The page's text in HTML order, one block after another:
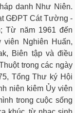
danh Như Niên.
GĐPT Cát Tường -
Từ năm 1961 đến
Nghiên Huấn,
Biên tập và điều
trong các ngày
Tổng Thư ký Hội
niên kiêm Ủy viên
trong cuộc sống